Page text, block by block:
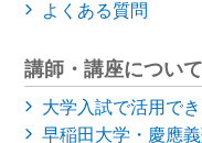
よくある質問
講師・講座について
大学入試で活用で
早稲田大学・慶應